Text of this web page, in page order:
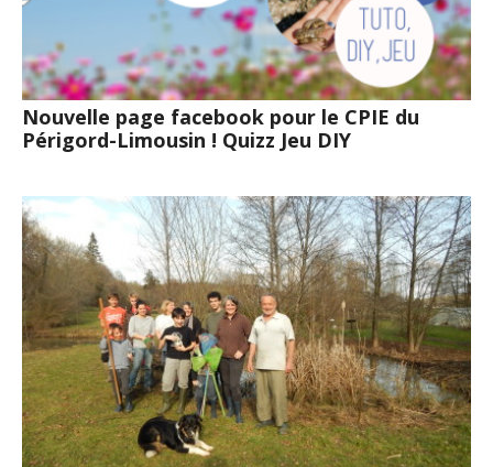
Nouvelle page facebook pour le CPIE du
Périgord-Limousin ! Quizz Jeu DIY